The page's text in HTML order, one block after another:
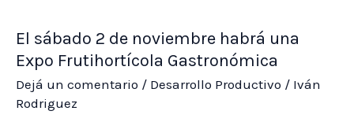
mes
para
inscribirse
en
El sábado 2 de noviembre habrá una
Expo Frutihortícola Gastronómica
Dejá un comentario / Desarrollo Productivo / Iván
Rodriguez